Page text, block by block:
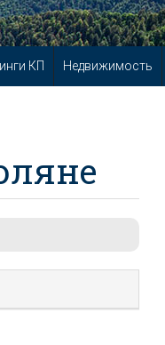
КП Недвижимость